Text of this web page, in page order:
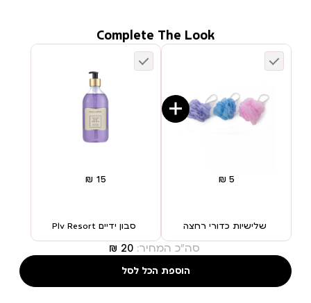
שלישיות כדורי רחצה סבון ידיים Plv Resort
Complete The Look
סה"כ המחיר:
הוספת הכל לסל